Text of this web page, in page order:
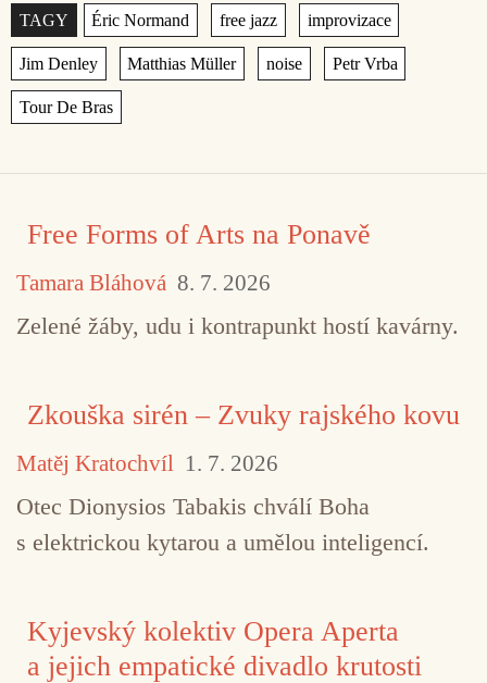
Štítky
Free Forms of Arts na Ponavě
Tamara Bláhová 8. 7. 2026
Zelené žáby, udu i kontrapunkt hostí kavárny.
Zkouška sirén – Zvuky rajského kovu
Matěj Kratochvíl 1. 7. 2026
Otec Dionysios Tabakis chválí Boha
s elektrickou kytarou a umělou inteligencí.
Kyjevský kolektiv Opera Aperta
a jejich empatické divadlo krutosti